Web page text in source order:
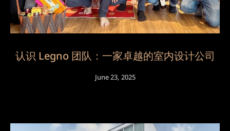
认识 Legno 团队：一家卓越的室内设计公司
June 23, 2025